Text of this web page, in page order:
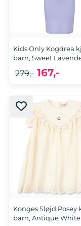
Kids Only Kogdrea
barn, Sweet
122/128, 134/140, 146/
167,-
279,-
Konges Sløjd Posey
barn, Antique White